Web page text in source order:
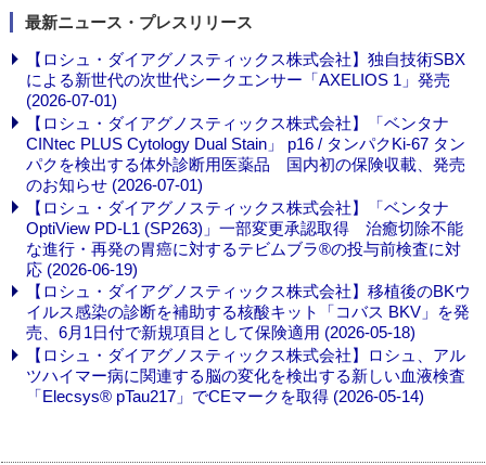
最新ニュース・プレスリリース
【ロシュ・ダイアグノスティックス株式会社】独自技術SBX
による新世代の次世代シークエンサー「AXELIOS 1」発売
(2026-07-01)
【ロシュ・ダイアグノスティックス株式会社】「ベンタナ
CINtec PLUS Cytology Dual Stain」 p16 / タンパクKi-67 タン
パクを検出する体外診断用医薬品 国内初の保険収載、発売
のお知らせ (2026-07-01)
【ロシュ・ダイアグノスティックス株式会社】「ベンタナ
OptiView PD-L1 (SP263)」一部変更承認取得 治癒切除不能
な進行・再発の胃癌に対するテビムブラ®の投与前検査に対
応 (2026-06-19)
【ロシュ・ダイアグノスティックス株式会社】移植後のBKウ
イルス感染の診断を補助する核酸キット「コバス BKV」を発
売、6月1日付で新規項目として保険適用 (2026-05-18)
【ロシュ・ダイアグノスティックス株式会社】ロシュ、アル
ツハイマー病に関連する脳の変化を検出する新しい血液検査
「Elecsys® pTau217」でCEマークを取得 (2026-05-14)